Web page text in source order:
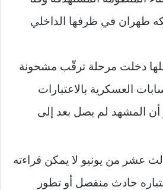
طهران في ظرفها الداخلي
دخلت مرحلة ترقّب مشحونة
العسكرية بالاعتبارات
أن المشهد لم يصل بعد إلى
عشر من يونيو لا يمكن قراءته
حادث منفصل أو تطور